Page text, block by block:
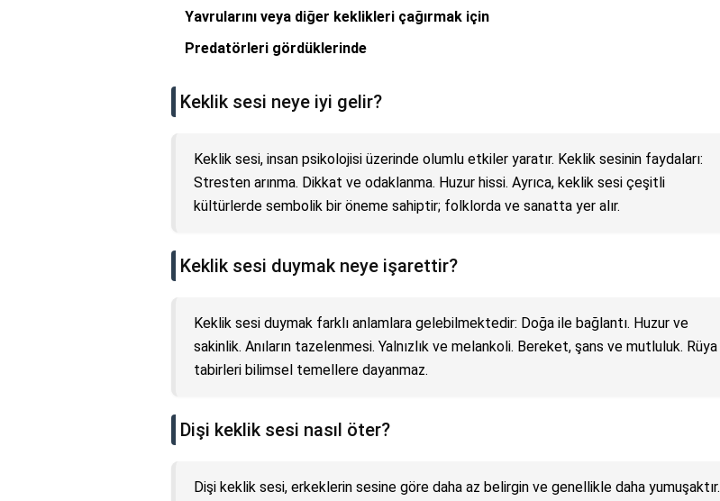
Yavrularını veya diğer keklikleri çağırmak için
Predatörleri gördüklerinde
Keklik sesi neye iyi gelir?
Keklik sesi, insan psikolojisi üzerinde olumlu etkiler yaratır. Keklik sesinin faydaları:
Stresten arınma. Dikkat ve odaklanma. Huzur hissi. Ayrıca, keklik sesi çeşitli
kültürlerde sembolik bir öneme sahiptir; folklorda ve sanatta yer alır.
Keklik sesi duymak neye işarettir?
Keklik sesi duymak farklı anlamlara gelebilmektedir: Doğa ile bağlantı. Huzur ve
sakinlik. Anıların tazelenmesi. Yalnızlık ve melankoli. Bereket, şans ve mutluluk. Rüya
tabirleri bilimsel temellere dayanmaz.
Dişi keklik sesi nasıl öter?
Dişi keklik sesi, erkeklerin sesine göre daha az belirgin ve genellikle daha yumuşaktır.